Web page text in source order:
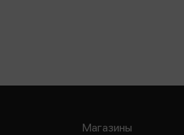
Магазины